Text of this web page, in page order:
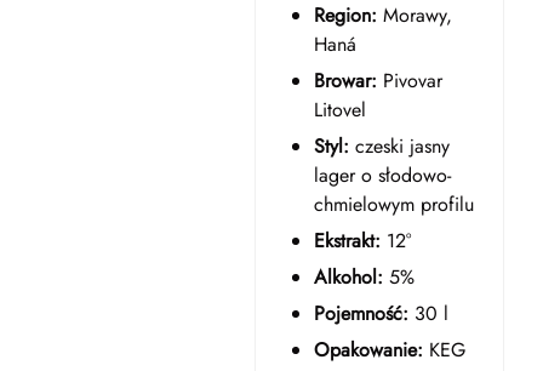
Region: Morawy,
Haná
Browar: Pivovar
Litovel
Styl: czeski jasny
lager o słodowo-
chmielowym profilu
Ekstrakt: 12°
Alkohol: 5%
Pojemność: 30 l
Opakowanie: KEG